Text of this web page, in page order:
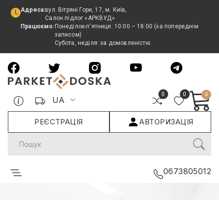
Адреса:вул. Вітряні Гори, 17, м. Київ,
Салон підлог «АРКВУД»
Працюємо: Понеділок-п'ятниця: 10:00 – 18:00 (за попереднім
записом)
Субота, неділя: за домовленістю
UA
0 0 0
РЕЄСТРАЦІЯ АВТОРИЗАЦІЯ
Search
0673805012